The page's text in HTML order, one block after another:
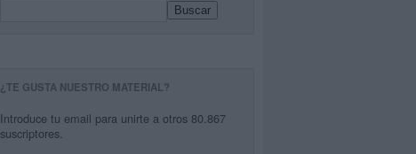
Buscar
¿TE GUSTA NUESTRO MATERIAL?
Introduce tu email para unirte a otros 80.867
suscriptores.